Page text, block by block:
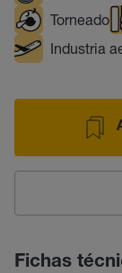
Torneado
Industria
Fichas